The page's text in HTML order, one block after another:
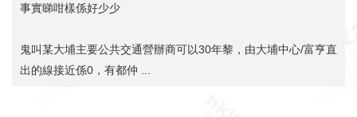
事實睇咁樣係好少少
鬼叫某大埔主要公共交通營辦商可以30年黎，由大埔中心/富亨直
出的線接近係0，有都仲 ...